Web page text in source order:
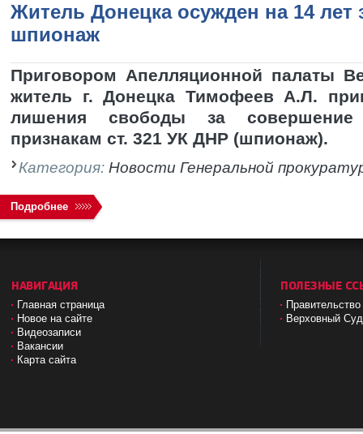
Житель Донецка осужден на 14 лет
шпионаж
Приговором Апелляционной палаты
житель г. Донецка Тимофеев А.Л.
лишения свободы за совершение
признакам ст. 321 УК ДНР (шпионаж).
Категория: Новости Генеральной
Подробнее
НАВИГАЦИЯ
Главная страница
Новое на сайте
Видеозаписи
Вакансии
Карта сайта
ПОЛЕЗНЫЕ
Верховный